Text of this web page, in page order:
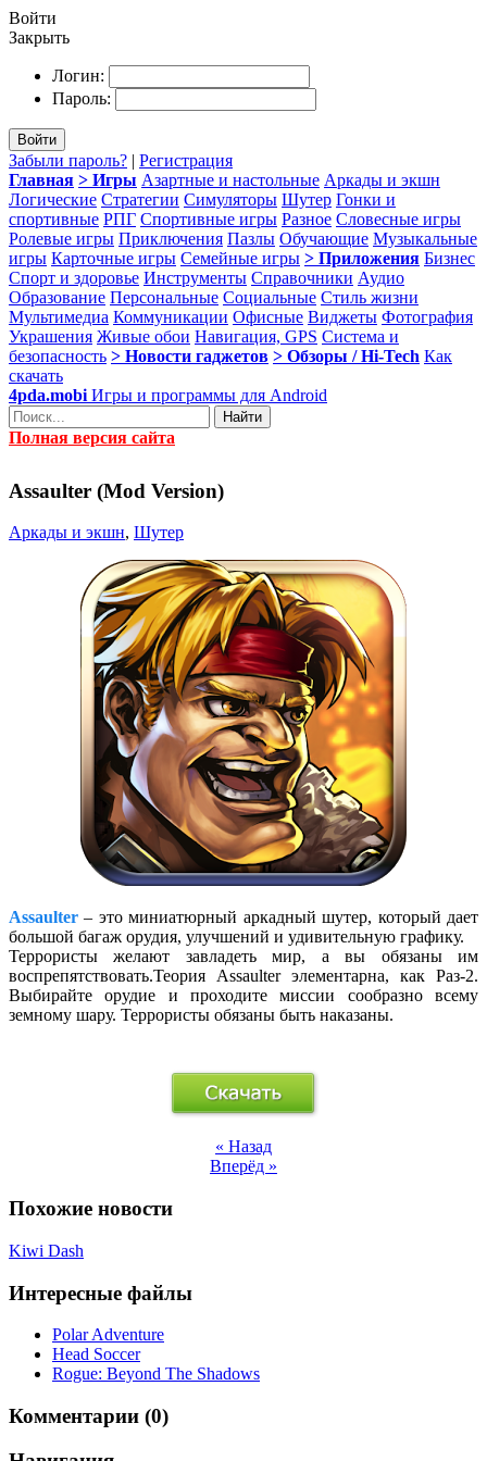
Войти
Закрыть
Логин:
Пароль:
Войти
Забыли пароль? | Регистрация
Главная > Игры Азартные и настольные Аркады и экшн
Логические Стратегии Симуляторы Шутер Гонки и
спортивные РПГ Спортивные игры Разное Словесные игры
Ролевые игры Приключения Пазлы Обучающие Музыкальные
игры Карточные игры Семейные игры > Приложения Бизнес
Спорт и здоровье Инструменты Справочники Аудио
Образование Персональные Социальные Стиль жизни
Мультимедиа Коммуникации Офисные Виджеты Фотография
Украшения Живые обои Навигация, GPS Система и
безопасность > Новости гаджетов > Обзоры / Hi-Tech Как
скачать
4pda.mobi Игры и программы для Android
Найти
Полная версия сайта
Assaulter (Mod Version)
Аркады и экшн, Шутер
Assaulter – это миниатюрный аркадный шутер, который дает
большой багаж орудия, улучшений и удивительную графику.
Террористы желают завладеть мир, а вы обязаны им
воспрепятствовать.Теория Assaulter элементарна, как Раз-2.
Выбирайте орудие и проходите миссии сообразно всему
земному шару. Террористы обязаны быть наказаны.
« Назад
Вперёд »
Похожие новости
Kiwi Dash
Интересные файлы
Polar Adventure
Head Soccer
Rogue: Beyond The Shadows
Комментарии (0)